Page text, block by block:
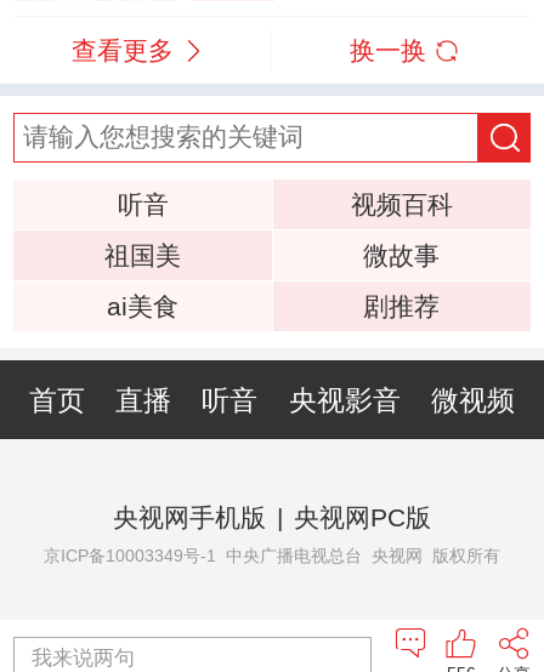
查看更多 换一换
听音
视频百科
祖国美
微故事
ai美食
剧推荐
首页 直播 听音 央视影音 微视频
央视网手机版 | 央视网PC版
京ICP备10003349号-1 中央广播电视总台 央视网 版权所有
我来说两句